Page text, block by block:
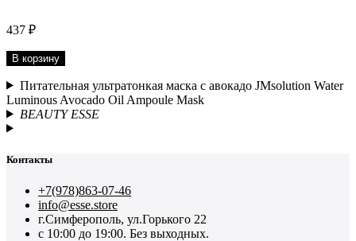
437 ₽
В корзину
Питательная ультратонкая маска с авокадо JMsolution Water
Luminous Avocado Oil Ampoule Mask
BEAUTY ESSE
Контакты
+7(978)863-07-46
info@esse.store
г.Симферополь, ул.Горького 22
с 10:00 до 19:00. Без выходных.